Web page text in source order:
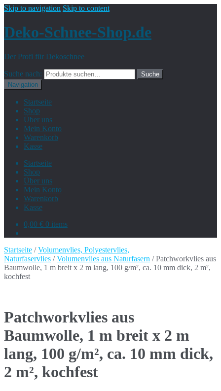
Skip to navigation Skip to content
Deko-Schnee-Shop.de
Der Profi für Dekoschnee
Suche nach:
Suche
Navigation
Startseite
Shop
Über uns
Mein Konto
Warenkorb
Kasse
Startseite
Shop
Über uns
Mein Konto
Warenkorb
Kasse
0,00 € 0 items
Startseite /Volumenvlies, Polyestervlies,
Naturfaservlies /Volumenvlies aus Naturfasern / Patchworkvlies aus
Baumwolle, 1 m breit x 2 m lang, 100 g/m², ca. 10 mm dick, 2 m²,
kochfest
Patchworkvlies aus
Baumwolle, 1 m breit x 2 m
lang, 100 g/m², ca. 10 mm dick,
2 m², kochfest